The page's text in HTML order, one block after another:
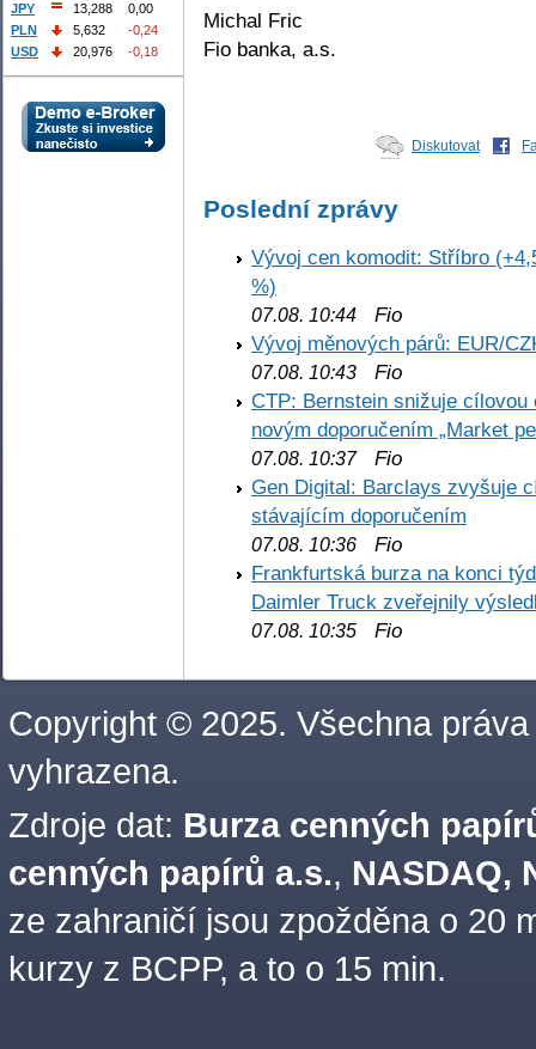
Michal Fric
Fio banka, a.s.
Diskutovat
Poslední zprávy
Vývoj cen komodit: Stříbro
%)
07.08. 10:44 Fio
Vývoj měnových párů: EUR/
07.08. 10:43 Fio
CTP: Bernstein snižuje
novým doporučením „Market
07.08. 10:37Fio
Gen Digital: Barclays zvyšuje
stávajícím doporučením
07.08. 10:36 Fio
Frankfurtská burza na konci
Daimler Truck zveřejnily
07.08. 10:35 Fio
JPY
13,288
0,00
PLN
5,632
-0,24
USD
20,976 -0,18
Copyright © 2025. Všechna práva
vyhrazena.
Zdroje dat: Burza cenných
cenných papírů a.s., NASDAQ,
ze zahraničí jsou zpožděna o 20
kurzy z BCPP, a to o 15 min.